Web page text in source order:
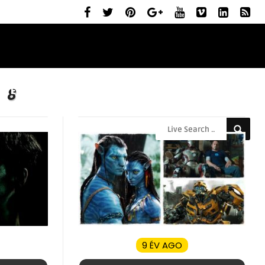
ELŐZETESEK
8
9 ÉV AGO